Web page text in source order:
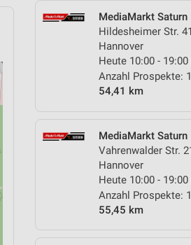
MediaMarkt Saturn
Hildesheimer Str.
Hannover
Heute 10:00 - 19:00
Anzahl Prospekte: 1
54,41 km
MediaMarkt Saturn
Vahrenwalder Str.
Hannover
Heute 10:00 - 19:00
Anzahl Prospekte: 1
55,45 km